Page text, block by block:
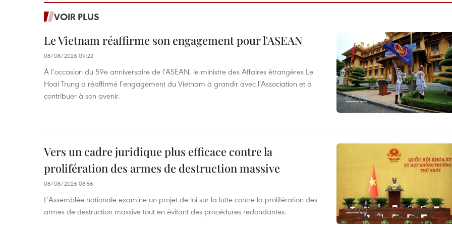
VOIR PLUS
Le Vietnam réaffirme son engagement pour l'ASEAN
08/08/2026 09:22
À l’occasion du 59e anniversaire de l’ASEAN, le ministre des Affaires étrangères Le
Hoai Trung a réaffirmé l’engagement du Vietnam à grandir avec l’Association et à
contribuer à son avenir.
Vers un cadre juridique plus efficace contre la
prolifération des armes de destruction massive
08/08/2026 08:56
L’Assemblée nationale examine un projet de loi sur la lutte contre la prolifération des
armes de destruction massive tout en évitant des procédures redondantes.